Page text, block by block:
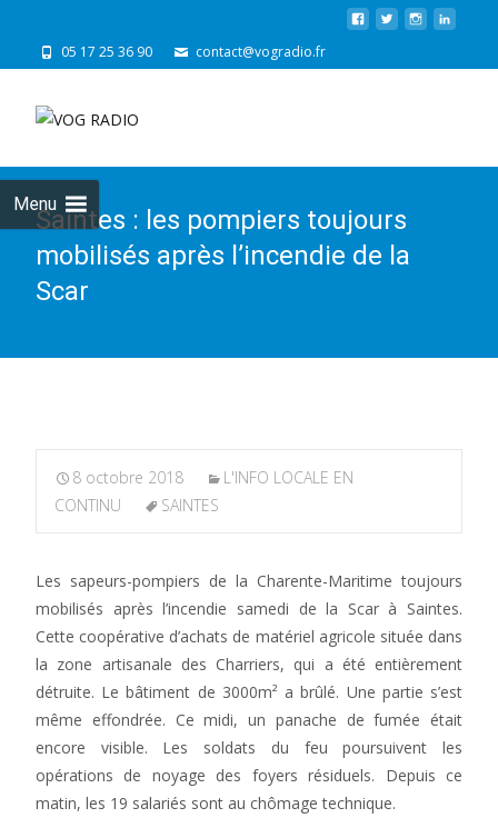
05 17 25 36 90 contact@vogradio.fr
Menu
Saintes : les pompiers toujours
mobilisés après l’incendie de la
Scar
8 octobre 2018
L'INFO LOCALE EN
CONTINU
SAINTES
Les sapeurs-pompiers de la Charente-Maritime toujours
mobilisés après l’incendie samedi de la Scar à Saintes.
Cette coopérative d’achats de matériel agricole située dans
la zone artisanale des Charriers, qui a été entièrement
détruite. Le bâtiment de 3000m² a brûlé. Une partie s’est
même effondrée. Ce midi, un panache de fumée était
encore visible. Les soldats du feu poursuivent les
opérations de noyage des foyers résiduels. Depuis ce
matin, les 19 salariés sont au chômage technique.